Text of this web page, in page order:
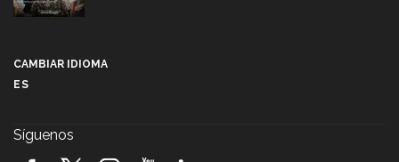
CAMBIAR IDIOMA
ES
Síguenos